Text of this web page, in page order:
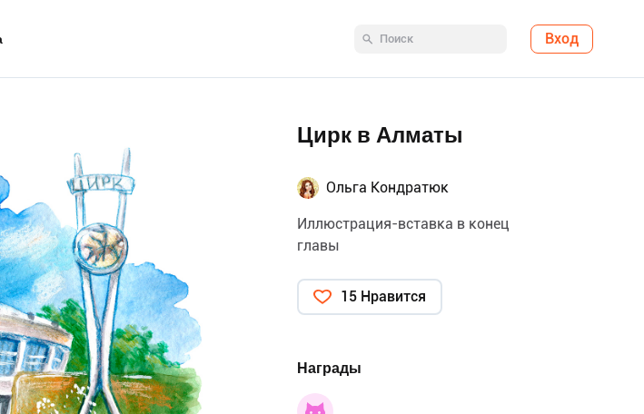
Вход
Цирк в Алматы
Ольга Кондратюк
Иллюстрация-вставка в конец
главы
15 Нравится
Награды